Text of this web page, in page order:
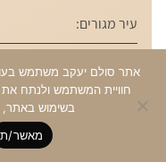
אני
הרשמו
חוויית המשתמש ולנתח
בשימוש באתר,
מאשר/ת